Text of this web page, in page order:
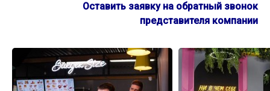
Оставить заявку на обратный звонок
представителя компании